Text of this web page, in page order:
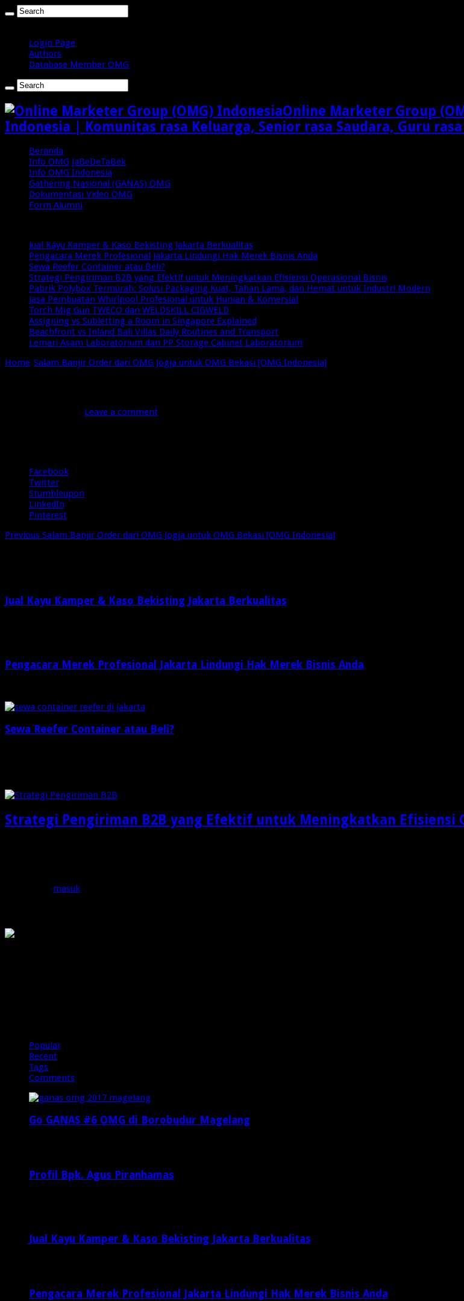
Login Page
Authors
Database Member OMG
Online Marketer Group
Indonesia | Komunitas rasa Keluarga, Senior rasa Saudara, Guru rasa
Beranda
Info OMG JaBeDeTaBek
Info OMG Indonesia
Gathering Nasional (GANAS) OMG
Dokumentasi Video OMG
Form Alumni
Jual Kayu Kamper & Kaso Bekisting Jakarta Berkualitas
Pengacara Merek Profesional Jakarta Lindungi Hak Merek Bisnis Anda
Sewa Reefer Container atau Beli?
Strategi Pengiriman B2B yang Efektif untuk Meningkatkan Efisiensi Operasional Bisnis
Pabrik Polybox Termurah: Solusi Packaging Kuat, Tahan Lama, dan Hemat untuk Industri Modern
Jasa Pembuatan Whirlpool Profesional untuk Hunian & Komersial
Torch Mig Gun TWECO dan WELDSKILL CIGWELD
Assigning vs Subletting a Room in Singapore Explained
Beachfront vs Inland Bali Villas Daily Routines and Transport
Lemari Asam Laboratorium dan PP Storage Cabinet Laboratorium
Home Salam Banjir Order dari OMG Jogja untuk OMG Bekasi [OMG Indonesia]
Leave a comment
Facebook
Twitter
Stumbleupon
LinkedIn
Pinterest
Previous Salam Banjir Order dari OMG Jogja untuk OMG Bekasi [OMG Indonesia]
Jual Kayu Kamper & Kaso Bekisting Jakarta Berkualitas
Pengacara Merek Profesional Jakarta Lindungi Hak Merek Bisnis Anda
Sewa Reefer Container atau Beli?
Strategi Pengiriman B2B yang Efektif untuk Meningkatkan Efisiensi
masuk
Popular
Recent
Tags
Comments
Go GANAS #6 OMG di Borobudur Magelang
Profil Bpk. Agus Piranhamas
Jual Kayu Kamper & Kaso Bekisting Jakarta Berkualitas
Pengacara Merek Profesional Jakarta Lindungi Hak Merek Bisnis Anda